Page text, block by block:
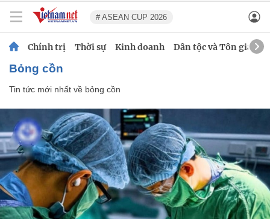
# ASEAN CUP 2026
Chính trị Thời sự Kinh doanh Dân tộc và Tôn giáo
bỏng cồn
Tin tức mới nhất về bỏng cồn